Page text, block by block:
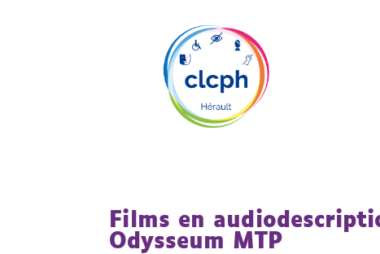
Films en
Odysseum MTP